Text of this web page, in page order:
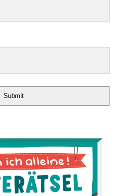
Submit